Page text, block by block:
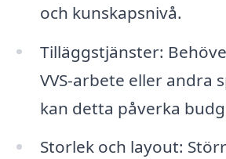
och kunskapsnivå.
Tilläggstjänster:
VVS-arbete eller andra
kan detta påverka
Storlek och layout: